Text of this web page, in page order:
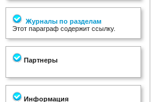
Журналы по разделам
Этот параграф содержит ссылку.
Партнеры
Информация